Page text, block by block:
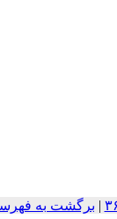
| برگشت به